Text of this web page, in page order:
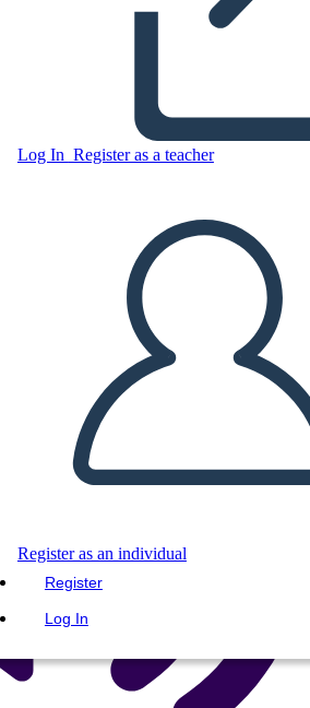
Log In Register as a teacher
Register as an individual
Register
Log In
PLAY SLIDESHOW
READ TO ME